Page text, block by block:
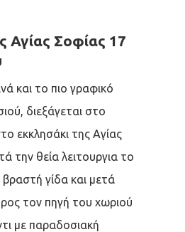
Αγίας Σοφίας 17
και το πιο γραφικό
διεξάγεται στο
εκκλησάκι της Αγίας
την θεία λειτουργια το
βραστή γίδα και μετά
τον πηγή του χωριού
με παραδοσιακή